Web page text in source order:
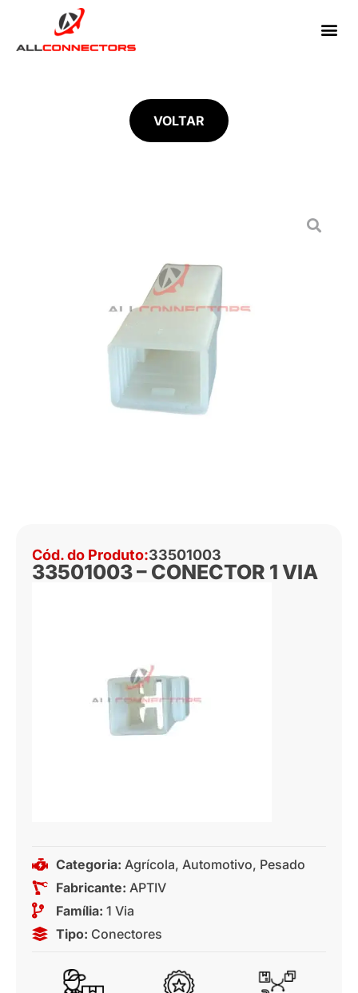
VOLTAR
Cód. do Produto:33501003
33501003 – CONECTOR 1 VIA
Categoria: Agrícola, Automotivo, Pesado
Fabricante: APTIV
Família: 1 Via
Tipo: Conectores